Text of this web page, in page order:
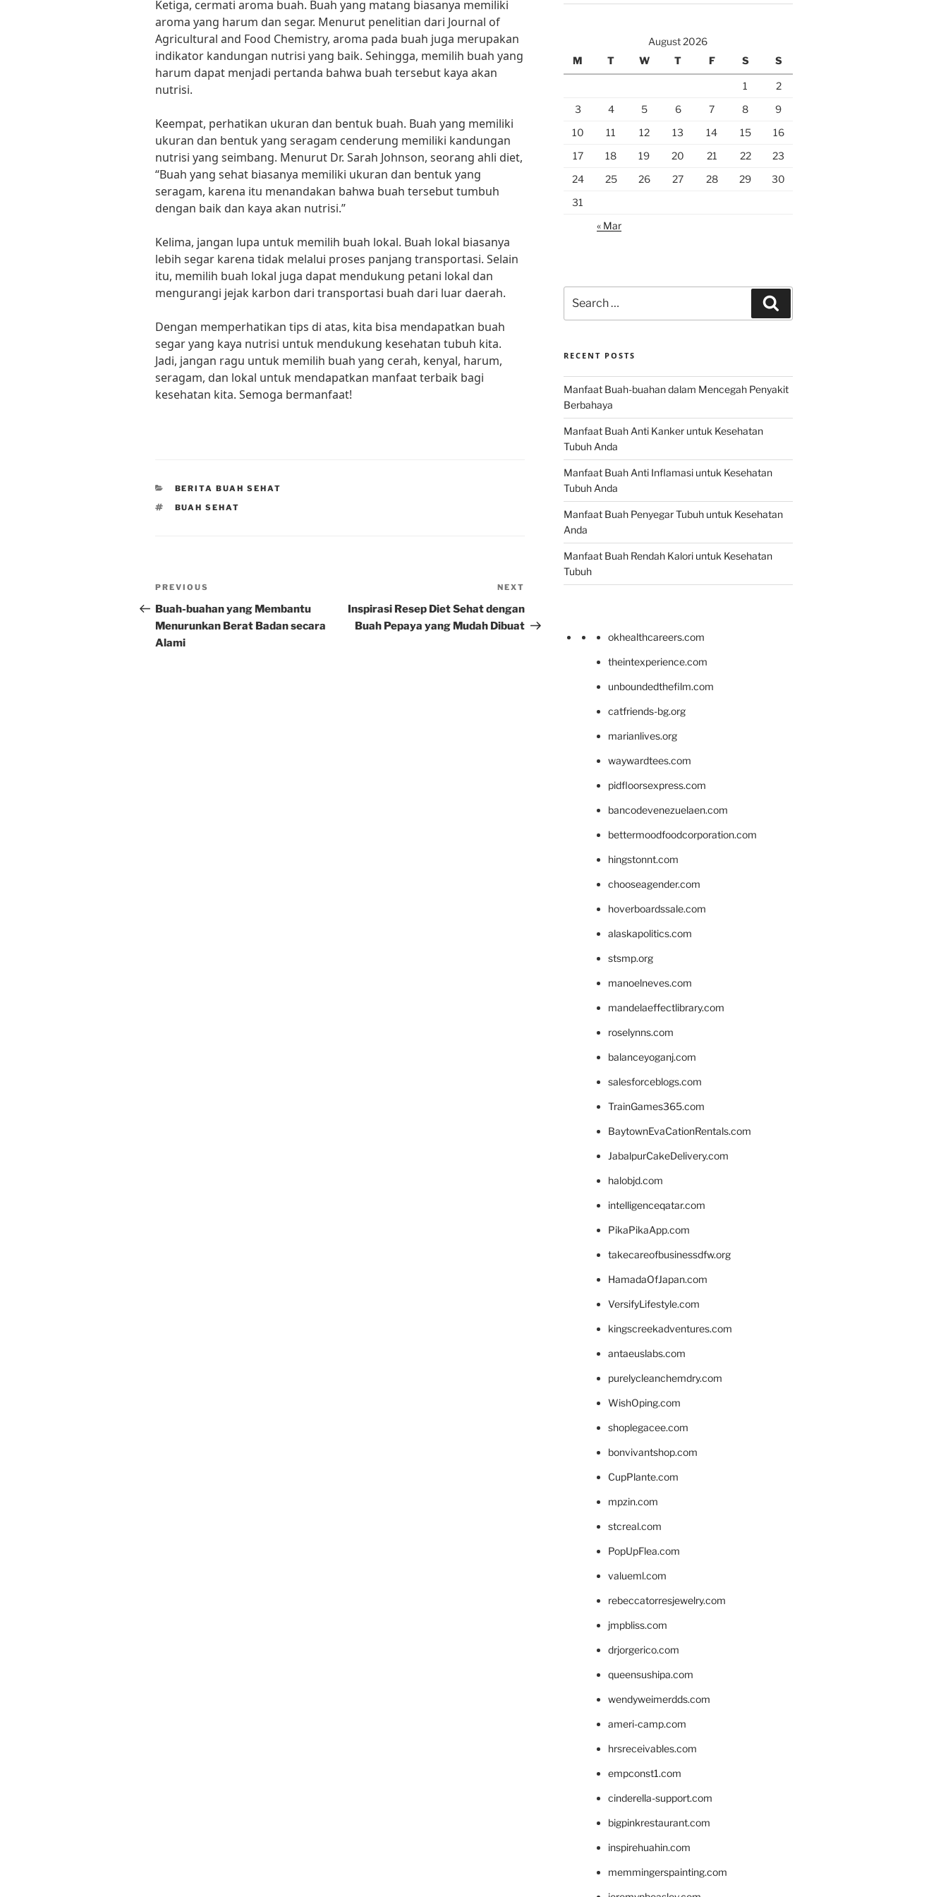
Ketiga, cermati aroma buah. Buah yang matang biasanya memiliki
aroma yang harum dan segar. Menurut penelitian dari Journal of
Agricultural and Food Chemistry, aroma pada buah juga merupakan
indikator kandungan nutrisi yang baik. Sehingga, memilih buah yang
harum dapat menjadi pertanda bahwa buah tersebut kaya akan
nutrisi.
Keempat, perhatikan ukuran dan bentuk buah. Buah yang memiliki
ukuran dan bentuk yang seragam cenderung memiliki kandungan
nutrisi yang seimbang. Menurut Dr. Sarah Johnson, seorang ahli diet,
“Buah yang sehat biasanya memiliki ukuran dan bentuk yang
seragam, karena itu menandakan bahwa buah tersebut tumbuh
dengan baik dan kaya akan nutrisi.”
Kelima, jangan lupa untuk memilih buah lokal. Buah lokal biasanya
lebih segar karena tidak melalui proses panjang transportasi. Selain
itu, memilih buah lokal juga dapat mendukung petani lokal dan
mengurangi jejak karbon dari transportasi buah dari luar daerah.
Dengan memperhatikan tips di atas, kita bisa mendapatkan buah
segar yang kaya nutrisi untuk mendukung kesehatan tubuh kita.
Jadi, jangan ragu untuk memilih buah yang cerah, kenyal, harum,
seragam, dan lokal untuk mendapatkan manfaat terbaik bagi
kesehatan kita. Semoga bermanfaat!
CATEGORIES
BERITA BUAH SEHAT
TAGS
BUAH SEHAT
Post
navigation
Previous
Post
PREVIOUS
Buah-buahan yang Membantu
Menurunkan Berat Badan secara
Alami
Post
NEXT
Inspirasi Resep Diet Sehat dengan
Buah Pepaya yang Mudah Dibuat
August 2026
M
T W T F S S
1
2
3
4 5 6 7 8
9
10
11 12 13 14 15
16
17
18 19 20 21 22
23
24
25 26 27 28 29
30
31
« Mar
for:
RECENT POSTS
Manfaat Buah-buahan dalam Mencegah Penyakit
Berbahaya
Manfaat Buah Anti Kanker untuk Kesehatan
Tubuh Anda
Manfaat Buah Anti Inflamasi untuk Kesehatan
Tubuh Anda
Manfaat Buah Penyegar Tubuh untuk Kesehatan
Anda
Manfaat Buah Rendah Kalori untuk Kesehatan
Tubuh
okhealthcareers.com
theintexperience.com
unboundedthefilm.com
catfriends-bg.org
marianlives.org
waywardtees.com
pidfloorsexpress.com
bancodevenezuelaen.com
bettermoodfoodcorporation.com
hingstonnt.com
chooseagender.com
hoverboardssale.com
alaskapolitics.com
stsmp.org
manoelneves.com
mandelaeffectlibrary.com
roselynns.com
balanceyoganj.com
salesforceblogs.com
TrainGames365.com
BaytownEvaCationRentals.com
JabalpurCakeDelivery.com
halobjd.com
intelligenceqatar.com
PikaPikaApp.com
takecareofbusinessdfw.org
HamadaOfJapan.com
VersifyLifestyle.com
kingscreekadventures.com
antaeuslabs.com
purelycleanchemdry.com
WishOping.com
shoplegacee.com
bonvivantshop.com
CupPlante.com
mpzin.com
stcreal.com
PopUpFlea.com
valueml.com
rebeccatorresjewelry.com
jmpbliss.com
drjorgerico.com
queensushipa.com
wendyweimerdds.com
ameri-camp.com
hrsreceivables.com
empconst1.com
cinderella-support.com
bigpinkrestaurant.com
inspirehuahin.com
memmingerspainting.com